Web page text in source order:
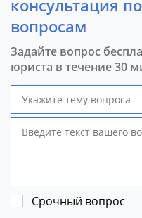
консультация
вопросам
Задайте вопрос
юриста в течение 30
Срочный вопрос